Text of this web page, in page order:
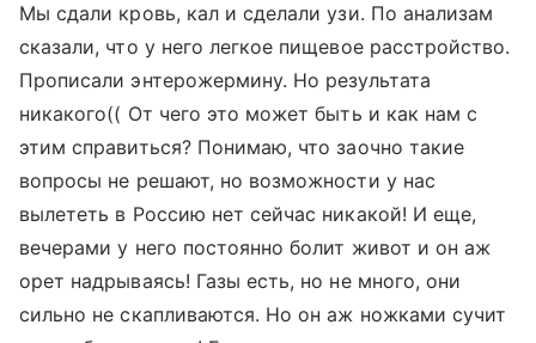
Мы сдали кровь, кал и сделали узи. По анализам
сказали, что у него легкое пищевое расстройство.
Прописали энтерожермину. Но результата
никакого(( От чего это может быть и как нам с
этим справиться? Понимаю, что заочно такие
вопросы не решают, но возможности у нас
вылететь в Россию нет сейчас никакой! И еще,
вечерами у него постоянно болит живот и он аж
орет надрываясь! Газы есть, но не много, они
сильно не скапливаются. Но он аж ножками сучит